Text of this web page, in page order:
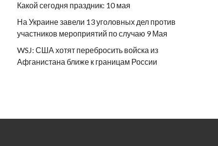
Какой сегодня праздник: 10 мая
На Украине завели 13 уголовных дел против
участников мероприятий по случаю 9 Мая
WSJ: США хотят перебросить войска из
Афганистана ближе к границам России